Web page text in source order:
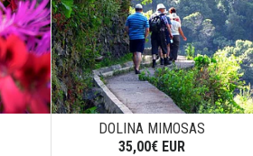
DOLINA MIMOSAS
35,00€ EUR